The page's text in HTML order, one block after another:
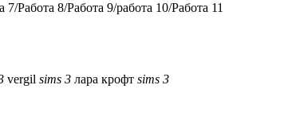
Работа 8/Работа 9/работа 10/Работа 11
vergil sims 3 лара крофт sims 3